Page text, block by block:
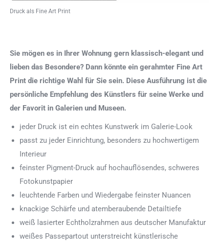
Druck als Fine Art Print
Sie mögen es in Ihrer Wohnung gern klassisch-elegant und
lieben das Besondere? Dann könnte ein gerahmter Fine Art
Print die richtige Wahl für Sie sein. Diese Ausführung ist die
persönliche Empfehlung des Künstlers für seine Werke und
der Favorit in Galerien und Museen.
jeder Druck ist ein echtes Kunstwerk im Galerie-Look
passt zu jeder Einrichtung, besonders zu hochwertigem
Interieur
feinster Pigment-Druck auf hochauflösendes, schweres
Fotokunstpapier
leuchtende Farben und Wiedergabe feinster Nuancen
knackige Schärfe und atemberaubende Detailtiefe
weiß lasierter Echtholzrahmen aus deutscher Manufaktur
weißes Passepartout unterstreicht künstlerische